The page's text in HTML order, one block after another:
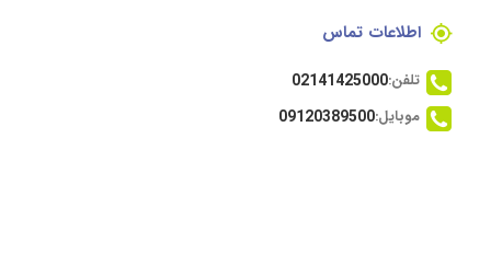
اطلاعات تماس
تلفن:02141425000
موبایل:09120389500